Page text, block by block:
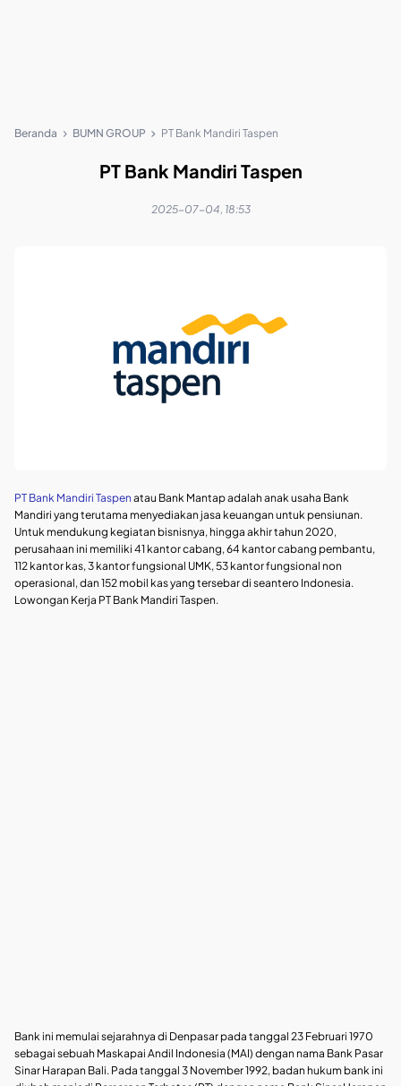
Beranda BUMN GROUP PT Bank Mandiri Taspen
PT Bank Mandiri Taspen
2025-07-04, 18:53
PT Bank Mandiri Taspen atau Bank Mantap adalah anak usaha Bank
Mandiri yang terutama menyediakan jasa keuangan untuk pensiunan.
Untuk mendukung kegiatan bisnisnya, hingga akhir tahun 2020,
perusahaan ini memiliki 41 kantor cabang, 64 kantor cabang pembantu,
112 kantor kas, 3 kantor fungsional UMK, 53 kantor fungsional non
operasional, dan 152 mobil kas yang tersebar di seantero Indonesia.
Lowongan Kerja PT Bank Mandiri Taspen.
Bank ini memulai sejarahnya di Denpasar pada tanggal 23 Februari 1970
sebagai sebuah Maskapai Andil Indonesia (MAI) dengan nama Bank Pasar
Sinar Harapan Bali. Pada tanggal 3 November 1992, badan hukum bank ini